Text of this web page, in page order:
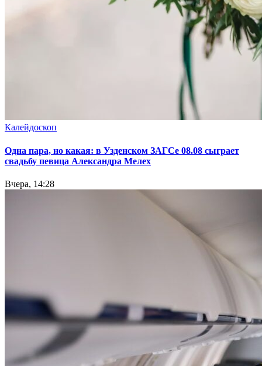
Калейдоскоп
Одна пара, но какая: в Узденском ЗАГСе 08.08 сыграет
свадьбу певица Александра Мелех
Вчера, 14:28